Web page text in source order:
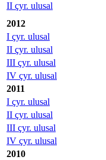
II çyr. ulusal
2012
I çyr. ulusal
II çyr. ulusal
III çyr. ulusal
IV çyr. ulusal
2011
I çyr. ulusal
II çyr. ulusal
III çyr. ulusal
IV çyr. ulusal
2010